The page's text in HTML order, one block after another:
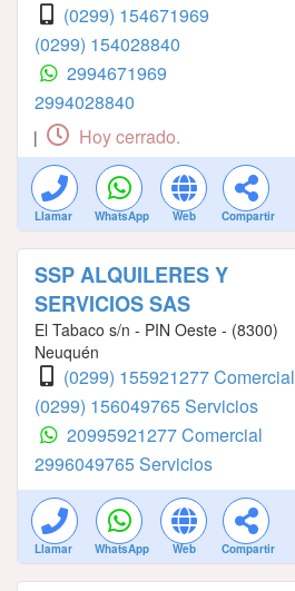
(0299) 154671969
(0299) 154028840
2994671969
2994028840
| Hoy cerrado.
Llamar WhatsApp Web Compartir
SSP ALQUILERES Y
SERVICIOS SAS
El Tabaco s/n - PIN Oeste - (8300)
Neuquén
(0299) 155921277 Comercial
(0299) 156049765 Servicios
20995921277 Comercial
2996049765 Servicios
Llamar WhatsApp Web Compartir